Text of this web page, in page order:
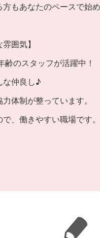
もあなたのペースで始め
囲気】
のスタッフが活躍中！
な仲良し♪
体制が整っています。
、働きやすい職場です。